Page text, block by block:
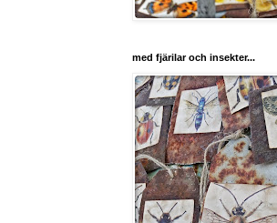
med fjärilar och insekter...